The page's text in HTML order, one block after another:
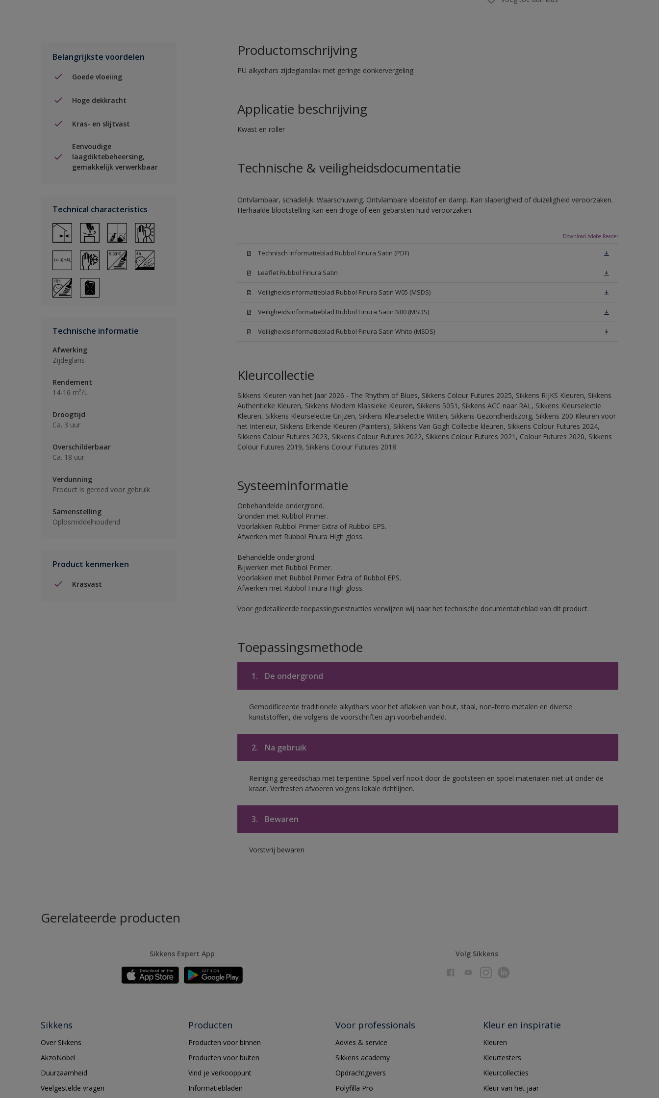
Belangrijkste voordelen
Goede vloeiing
Hoge dekkracht
Kras- en slijtvast
Eenvoudige
laagdiktebeheersing,
gemakkelijk verwerkbaar
Technical characteristics
Technische informatie
Afwerking
Zijdeglans
Rendement
14-16 m²/L
Droogtijd
Ca. 3 uur
Overschilderbaar
Ca. 18 uur
Verdunning
Product is gereed voor gebruik
Samenstelling
Oplosmiddelhoudend
Product kenmerken
Krasvast
Productomschrijving
PU alkydhars zijdeglanslak met geringe donkervergeling.
Applicatie beschrijving
Kwast en roller
Technische & veiligheidsdocumentatie
Ontvlambaar, schadelijk. Waarschuwing. Ontvlambare vloeistof en damp. Kan slaperigheid of duizeligheid veroorzaken.
Herhaalde blootstelling kan een droge of een gebarsten huid veroorzaken.
Download Adobe Reader
Technisch Informatieblad Rubbol Finura Satin (PDF)
Leaflet Rubbol Finura Satin
Veiligheidsinformatieblad Rubbol Finura Satin W05 (MSDS)
Veiligheidsinformatieblad Rubbol Finura Satin N00 (MSDS)
Veiligheidsinformatieblad Rubbol Finura Satin White (MSDS)
Kleurcollectie
Sikkens Kleuren van het Jaar 2026 - The Rhythm of Blues, Sikkens Colour Futures 2025, Sikkens RIJKS Kleuren, Sikkens
Authentieke Kleuren, Sikkens Modern Klassieke Kleuren, Sikkens 5051, Sikkens ACC naar RAL, Sikkens Kleurselectie
Kleuren, Sikkens Kleurselectie Grijzen, Sikkens Kleurselectie Witten, Sikkens Gezondheidszorg, Sikkens 200 Kleuren voor
het Interieur, Sikkens Erkende Kleuren (Painters), Sikkens Van Gogh Collectie kleuren, Sikkens Colour Futures 2024,
Sikkens Colour Futures 2023, Sikkens Colour Futures 2022, Sikkens Colour Futures 2021, Colour Futures 2020, Sikkens
Colour Futures 2019, Sikkens Colour Futures 2018
Systeeminformatie
Onbehandelde ondergrond.
Gronden met Rubbol Primer.
Voorlakken Rubbol Primer Extra of Rubbol EPS.
Afwerken met Rubbol Finura High gloss.
Behandelde ondergrond.
Bijwerken met Rubbol Primer.
Voorlakken met Rubbol Primer Extra of Rubbol EPS.
Afwerken met Rubbol Finura High gloss.
Voor gedetailleerde toepassingsinstructies verwijzen wij naar het technische documentatieblad van dit product.
Toepassingsmethode
1. De ondergrond
Gemodificeerde traditionele alkydhars voor het aflakken van hout, staal, non-ferro metalen en diverse
kunststoffen, die volgens de voorschriften zijn voorbehandeld.
2. Na gebruik
Reiniging gereedschap met terpentine. Spoel verf nooit door de gootsteen en spoel materialen niet uit onder de
kraan. Verfresten afvoeren volgens lokale richtlijnen.
3. Bewaren
Vorstvrij bewaren
Gerelateerde producten
Sikkens Expert App Volg Sikkens
Sikkens
Over Sikkens
AkzoNobel
Duurzaamheid
Veelgestelde vragen
Producten
Producten voor binnen
Producten voor buiten
Vind je verkooppunt
Informatiebladen
Voor professionals
Advies & service
Sikkens academy
Opdrachtgevers
Polyfilla Pro
Kleur en inspiratie
Kleuren
Kleurtesters
Kleurcollecties
Kleur van het jaar